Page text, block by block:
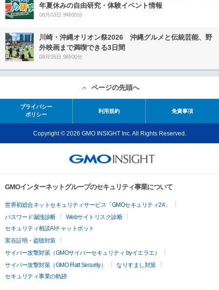
年夏休みの自由研究・体験イベント情報
08月03日 9時00分
川崎・沖縄オリオン祭2026 沖縄グルメと伝統芸能、野
外映画まで満喫できる3日間
08月05日 9時00分
ページの先頭へ
プライバシー
ポリシー
利用規約 免責事項
Copyright © 2026 GMO INSIGHT Inc. All Rights Reserved.
GMOインターネットグループのセキュリティ事業について
世界初総合ネットセキュリティサービス「GMOセキュリティ24」
パスワード漏洩診断
Webサイトリスク診断
セキュリティ相談AIチャットボット
実在証明・盗聴対策
サイバー攻撃対策（GMOサイバーセキュリティ byイエラエ）
サイバー攻撃対策（GMO Flatt Security）
なりすまし対策
セキュリティ事業の軌跡